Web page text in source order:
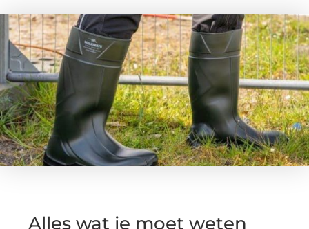
Alles wat je moet weten